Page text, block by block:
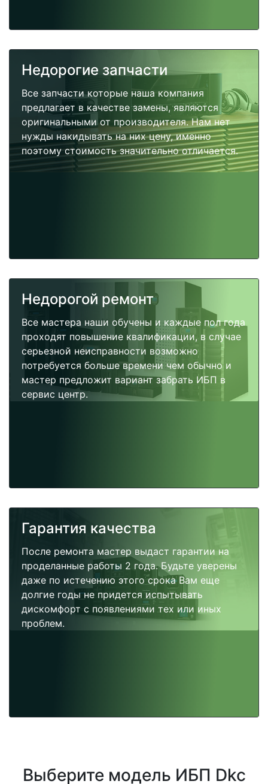
Недорогие запчасти
Все запчасти которые наша компания
предлагает в качестве замены, являются
оригинальными от производителя. Нам нет
нужды накидывать на них цену, именно
поэтому стоимость значительно отличается.
Недорогой ремонт
Все мастера наши обучены и каждые пол года
проходят повышение квалификации, в случае
серьезной неисправности возможно
потребуется больше времени чем обычно и
мастер предложит вариант забрать ИБП в
сервис центр.
Гарантия качества
После ремонта мастер выдаст гарантии на
проделанные работы 2 года. Будьте уверены
даже по истечению этого срока Вам еще
долгие годы не придется испытывать
дискомфорт с появлениями тех или иных
проблем.
Выберите модель ИБП Dkc